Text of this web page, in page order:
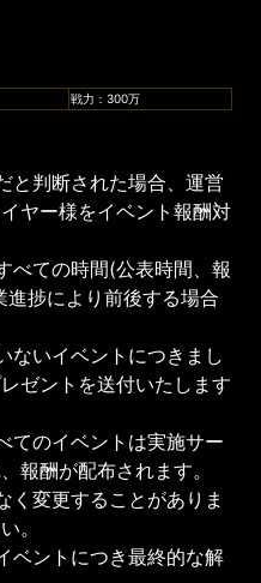
戦力：300万
と判断された場合、運営
ヤー様をイベント報酬対
べての時間(公表時間、報
捗により前後する場合
ないイベントにつきまし
ゼントを送付いたします
てのイベントは実施サー
報酬が配布されます。
く変更することがありま
。
ベントにつき最終的な解